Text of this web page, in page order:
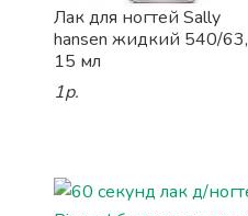
Лак для ногтей Sally
hansen жидкий 540/63,
15 мл
1р.